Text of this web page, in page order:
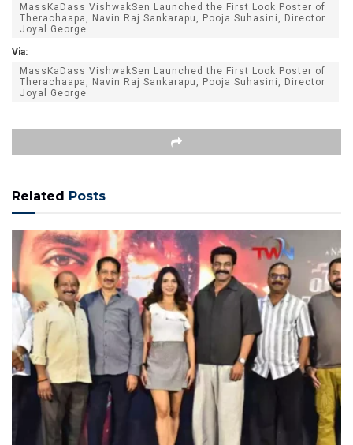
MassKaDass VishwakSen Launched the First Look Poster of
Therachaapa, Navin Raj Sankarapu, Pooja Suhasini, Director
Joyal George
Via:
MassKaDass VishwakSen Launched the First Look Poster of
Therachaapa, Navin Raj Sankarapu, Pooja Suhasini, Director
Joyal George
Related Posts